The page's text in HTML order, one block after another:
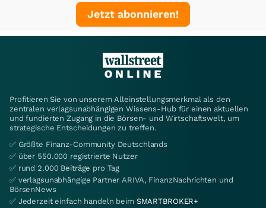
Jetzt abonnieren!
Profitieren Sie von unserem Alleinstellungsmerkmal als den
zentralen verlagsunabhängigen Wissens-Hub für einen aktuellen
und fundierten Zugang in die Börsen- und Wirtschaftswelt, um
strategische Entscheidungen zu treffen.
✅ Größte Finanz-Community Deutschlands
✅ über 550.000 registrierte Nutzer
✅ rund 2.000 Beiträge pro Tag
✅ verlagsunabhängige Partner ARIVA, FinanzNachrichten und
BörsenNews
✅ Jederzeit einfach handeln beim SMARTBROKER+